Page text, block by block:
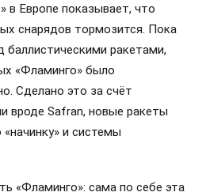
в Европе показывает, что
снарядов тормозится. Пока
баллистическими ракетами,
«Фламинго» было
Сделано это за счёт
вроде Safran, новые ракеты
и системы
«Фламинго»: сама по себе эта